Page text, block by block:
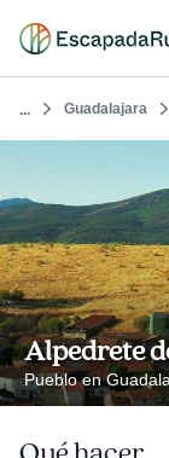
... Guadalajara
Alpedrete
Pueblo en